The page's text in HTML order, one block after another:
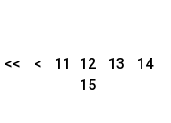
<< < 11 12 13
14
15